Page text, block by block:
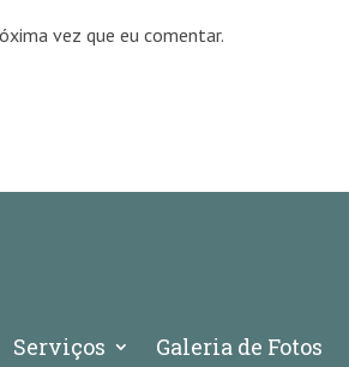
vez que eu comentar.
Serviços Galeria de Fotos